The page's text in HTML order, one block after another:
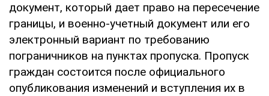
документ, который дает право на пересечение
границы, и военно-учетный документ или его
электронный вариант по требованию
пограничников на пунктах пропуска. Пропуск
граждан состоится после официального
опубликования изменений и вступления их в